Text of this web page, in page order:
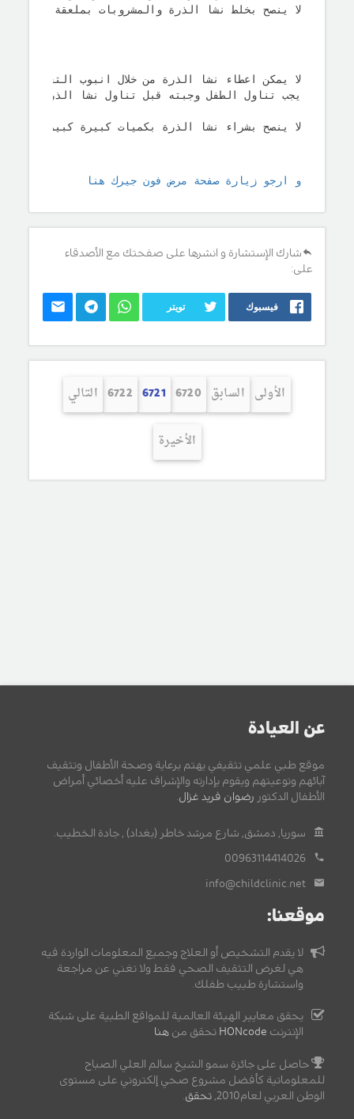
لا ينصح بخلط نشا الذرة والمشروبات بملعقة لانه
لا يمكن اعطاء نشا الذرة من خلال انبوب التغذية
يجب تناول الطفل وجبته قبل تناول نشا الذرة
لا ينصح بشراء نشا الذرة بكميات كبيرة كبيرة
و ارجو زيارة صفحة مرض فون جيرك هنا
شارك الإستشارة و انشرها على صفحتك مع الأصدقاء
على:
فيسبوك تويتر
الأولى السابق 6720
6721
6722 التالي
الأخيرة
عن العيادة
موقع طبي علمي تثقيفي يهتم برعاية وصحة الأطفال وتثقيف
آبائهم وتوعيتهم ويقوم بإدارته والإشراف عليه أخصائي أمراض
الأطفال الدكتور رضوان فريد غزال.
سوريا, دمشق, شارع مرشد خاطر (بغداد) , جادة الخطيب.
00963114414026
info@childclinic.net
موقعنا:
لا يقدم التشخيص أو العلاج وجميع المعلومات الواردة فيه
هي لغرض التثقيف الصحي فقط ولا تغني عن مراجعة
واستشارة طبيب طفلك.
يحقق معايير الهيئة العالمية للمواقع الطبية على شبكة
الإنترنت HONcode تحقق من هنا
حاصل على جائزة سمو الشيخ سالم العلي الصباح
للمعلوماتية كأفضل مشروع صحي إلكتروني على مستوى
الوطن العربي لعام2010,
تحقق.